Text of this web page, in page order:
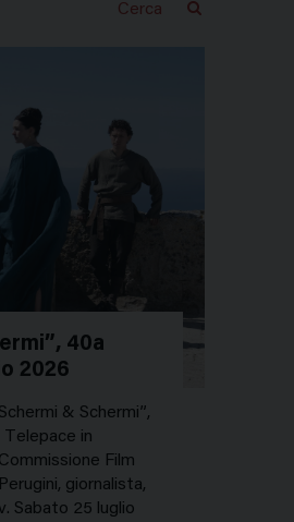
40a
2026
& Schermi”,
in
Film
giornalista,
Sabato 25 luglio